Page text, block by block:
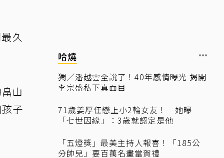
久
山
子
哈燒
獨／潘越雲全說了！40年感情曝光 揭開
李宗盛私下真面目
71歲姜厚任戀上小2輪女友！ 她曝
「七世因緣」：3歲就認定是他
「五燈獎」最美主持人報喜！「185公
分帥兒」要百萬名畫當賀禮